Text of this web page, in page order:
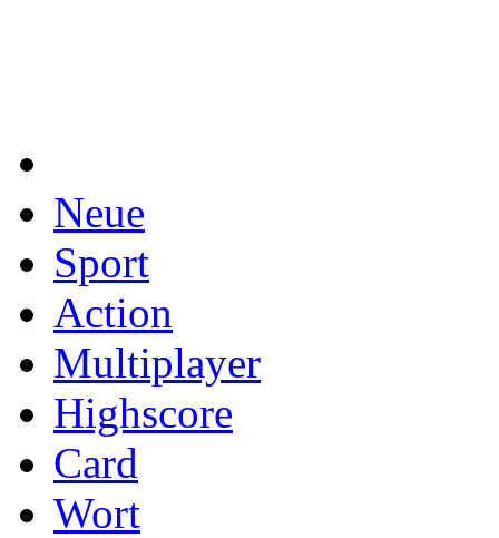
Neue
Sport
Action
Multiplayer
Highscore
Card
Wort